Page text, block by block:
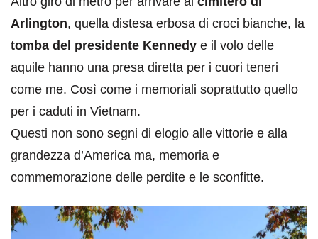
Arlington, quella distesa erbosa di croci bianche, la
tomba del presidente Kennedy e il volo delle
aquile hanno una presa diretta per i cuori teneri
come me. Così come i memoriali soprattutto quello
per i caduti in Vietnam.
Questi non sono segni di elogio alle vittorie e alla
grandezza d’America ma, memoria e
commemorazione delle perdite e le sconfitte.